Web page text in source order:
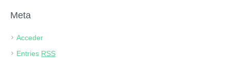
Meta
Acceder
Entries RSS